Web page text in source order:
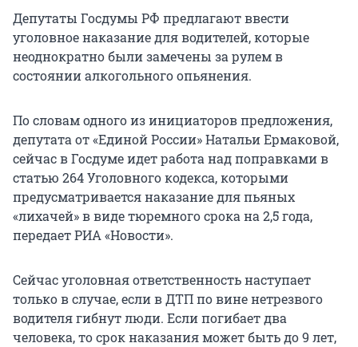
Депутаты Госдумы РФ предлагают ввести
уголовное наказание для водителей, которые
неоднократно были замечены за рулем в
состоянии алкогольного опьянения.
По словам одного из инициаторов предложения,
депутата от «Единой России» Натальи Ермаковой,
сейчас в Госдуме идет работа над поправками в
статью 264 Уголовного кодекса, которыми
предусматривается наказание для пьяных
«лихачей» в виде тюремного срока на 2,5 года,
передает РИА «Новости».
Сейчас уголовная ответственность наступает
только в случае, если в ДТП по вине нетрезвого
водителя гибнут люди. Если погибает два
человека, то срок наказания может быть до 9 лет,